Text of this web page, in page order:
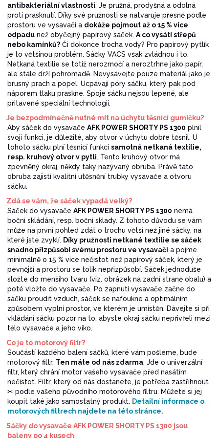
antibakteriální vlastnosti. Je pružná, prodyšná a odolná
proti prasknutí. Díky své pružnosti se natvaruje přesně podle
prostoru ve vysavači a dokáže pojmout až o 15 % více
odpadu než obyčejný papírový sáček. A co vysátí střepů
nebo kamínků? Či dokonce trocha vody? Pro papírový pytlík
je to většinou problém. Sáčky VACS však zvládnou i to.
Netkaná textilie se totiž nerozmočí a neroztrhne jako papír,
ale stále drží pohromadě. Nevysávejte pouze materiál jako je
brusný prach a popel. Ucpávají póry sáčku, který pak pod
náporem tlaku praskne. Spoje sáčku nejsou lepené, ale
přitavené speciální technologií.
Je bezpodmínečně nutné mít na úchytu těsnící gumičku?
Aby sáček do vysavače AFK POWER SHORTY PS 1300 plnil
svoji funkci, je důležité, aby otvor v úchytu dobře těsnil. U
tohoto sáčku plní těsnící funkci samotná netkaná textilie,
resp. kruhový otvor v pytli. Tento kruhový otvor má
zpevněný okraj, někdy taky nazývaný obruba. Právě tato
obruba zajistí kvalitní utěsnění trubky vysavače a otvoru
sáčku.
Zdá se vám, že sáček vypadá velký?
Sáček do vysavače AFK POWER SHORTY PS 1300 nemá
boční skládání, resp. boční sklady. Z tohoto důvodu se vám
může na první pohled zdát o trochu větší než jiné sáčky, na
které jste zvyklí. Díky pružnosti netkané textilie se sáček
snadno přizpůsobí svému prostoru ve vysavači a pojme
minimálně o 15 % více nečistot než papírový sáček, který je
pevnější a prostoru se tolik nepřizpůsobí. Sáček jednoduše
složte do menšího tvaru (viz. obrázek na zadní straně obalu) a
poté vložte do vysavače. Po zapnutí vysavače začne do
sáčku proudit vzduch, sáček se nafoukne a optimálním
způsobem vyplní prostor, ve kterém je umístěn. Dávejte si při
vkládání sáčku pozor na to, abyste okraj sáčku nepřivřeli mezi
tělo vysavače a jeho víko.
Co je to motorový filtr?
Součástí každého balení sáčků, které vám pošleme, bude
motorový filtr. Ten máte od nás zdarma. Jde o univerzální
filtr, který chrání motor vašeho vysavače před nasátím
nečistot. Filtr, který od nás dostanete, je potřeba zastřihnout
✂ podle vašeho původního motorového filtru. Můžete si jej
koupit také jako samostatný produkt. Detailní informace o
motorových filtrech najdete na této stránce.
Sáčky do vysavače AFK POWER SHORTY PS 1300 jsou
baleny po 4 kusech